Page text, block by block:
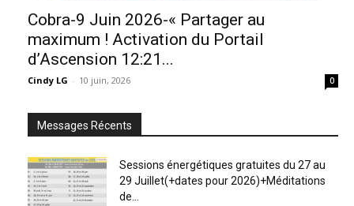
Cobra-9 Juin 2026-« Partager au
maximum ! Activation du Portail
d’Ascension 12:21...
Cindy LG - 10 juin, 2026 0
Messages Récents
Sessions énergétiques gratuites du 27 au
29 Juillet(+dates pour 2026)+Méditations
de...